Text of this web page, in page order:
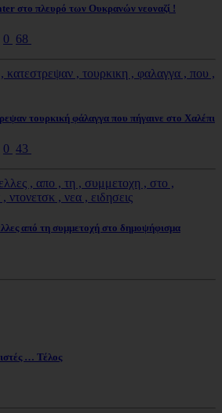
στο πλευρό των Ουκρανών νεοναζί !
0 68
τουρκική φάλαγγα που πήγαινε στο Χαλέπι
0 43
από τη συμμετοχή στο δημοψήφισμα
… Τέλος